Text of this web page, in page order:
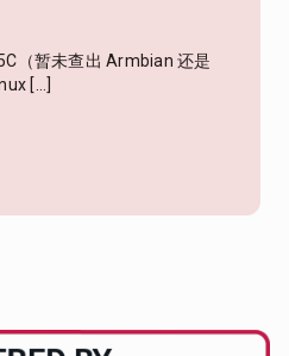
（暂未查出 Armbian 还是
[…]